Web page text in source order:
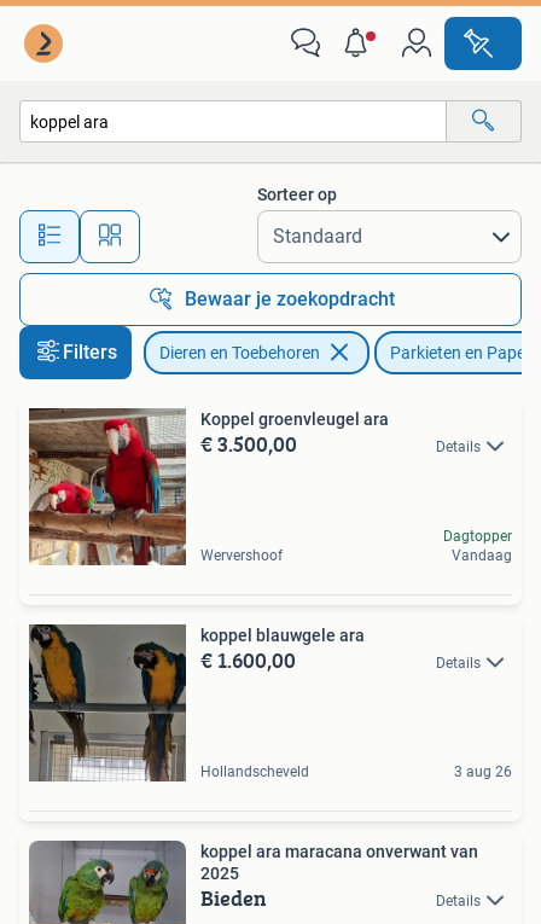
Alle afstanden…
Sorteer op
Bewaar je zoekopdracht
Filters Dieren en Toebehoren Parkieten en
Koppel groenvleugel ara
€ 3.500,00 Details
Wervershoof
Dagtopper
Vandaag
koppel blauwgele ara
€ 1.600,00 Details
Hollandscheveld 3 aug 26
koppel ara maracana onverwant van
2025
Bieden Details